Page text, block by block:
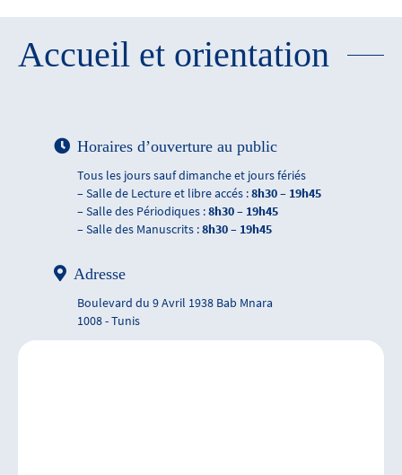
Accueil et orientation
Horaires d’ouverture au public
Tous les jours sauf dimanche et jours fériés
– Salle de Lecture et libre accés :8h30 – 19h45
– Salle des Périodiques :8h30 – 19h45
– Salle des Manuscrits :8h30 – 19h45
Adresse
Boulevard du 9 Avril 1938 Bab Mnara
1008 - Tunis